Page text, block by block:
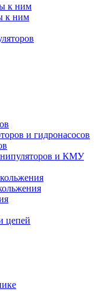
к ним
к ним
и гидронасосов
и КМУ
цепей